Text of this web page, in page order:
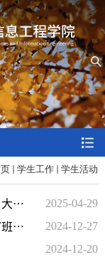
学生工作 学生活动
学
2025-04-29
年
2024-12-27
2024-12-20